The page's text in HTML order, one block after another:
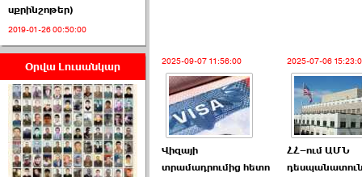
ՈՒՂԻՂ․ ԱԺ-ն
Կառավարության ›››
2026-07-01 00:52:00
սքրինշոթեր)
2019-01-26 00:50:00
Օրվա Լուսանկար 2025-09-07 11:56:00
Վիզայի
տրամադրումից հետո
2025-07-06
ՀՀ–ում ԱՄՆ